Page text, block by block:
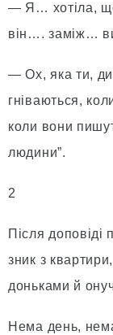
— Я… хотіла,
він…. заміж…
— Ох, яка ти,
гніваються,
коли вони
людини”.
2
Після
зник з
доньками й
Нема день,